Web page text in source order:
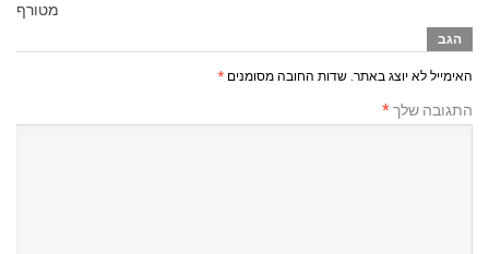
מטורף
הגב
האימייל לא יוצג באתר. שדות החובה מסומנים *
התגובה שלך*